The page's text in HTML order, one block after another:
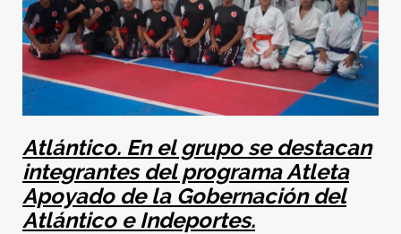
Atlántico. En el grupo se destacan
integrantes del programa Atleta
Apoyado de la Gobernación del
Atlántico e Indeportes.